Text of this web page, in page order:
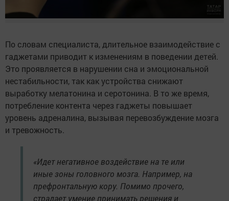
По словам специалиста, длительное взаимодействие с
гаджетами приводит к изменениям в поведении детей.
Это проявляется в нарушении сна и эмоциональной
нестабильности, так как устройства снижают
выработку мелатонина и серотонина. В то же время,
потребление контента через гаджеты повышает
уровень адреналина, вызывая перевозбуждение мозга
и тревожность.
«Идет негативное воздействие на те или
иные зоны головного мозга. Например, на
префронтальную кору. Помимо прочего,
страдает умение принимать решения и